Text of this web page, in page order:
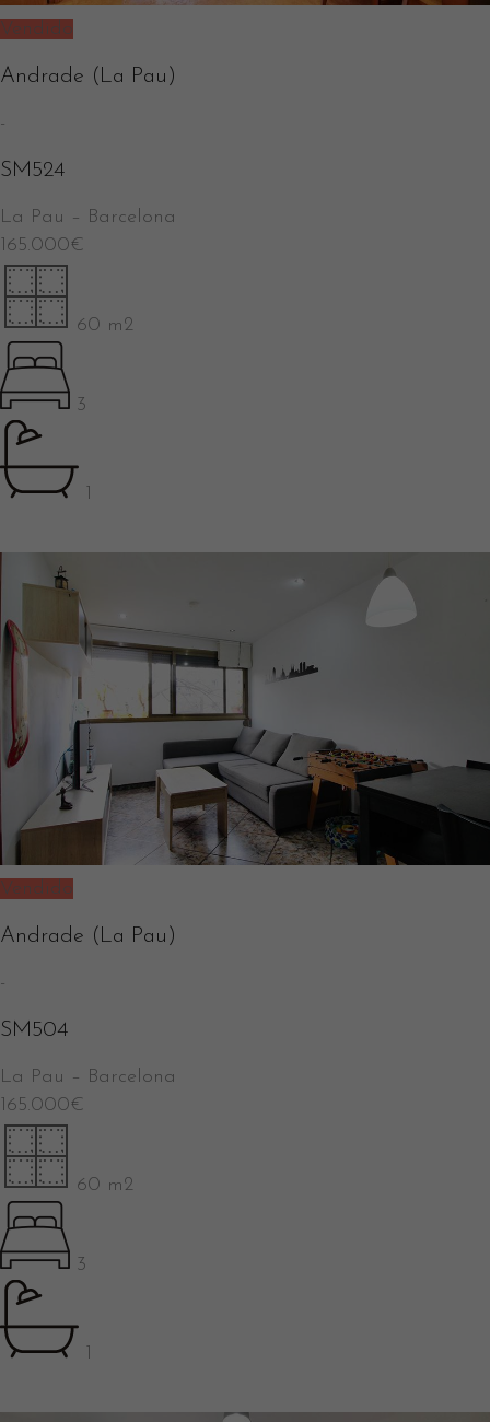
Vendido
Andrade (La Pau)
-
SM524
La Pau – Barcelona
165.000€
60 m2
3
1
Vendido
Andrade (La Pau)
-
SM504
La Pau – Barcelona
165.000€
60 m2
3
1